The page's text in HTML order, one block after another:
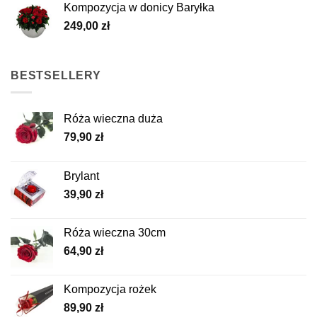
Kompozycja w donicy Baryłka
249,00 zł
BESTSELLERY
Róża wieczna duża
79,90 zł
Brylant
39,90 zł
Róża wieczna 30cm
64,90 zł
Kompozycja rożek
89,90 zł